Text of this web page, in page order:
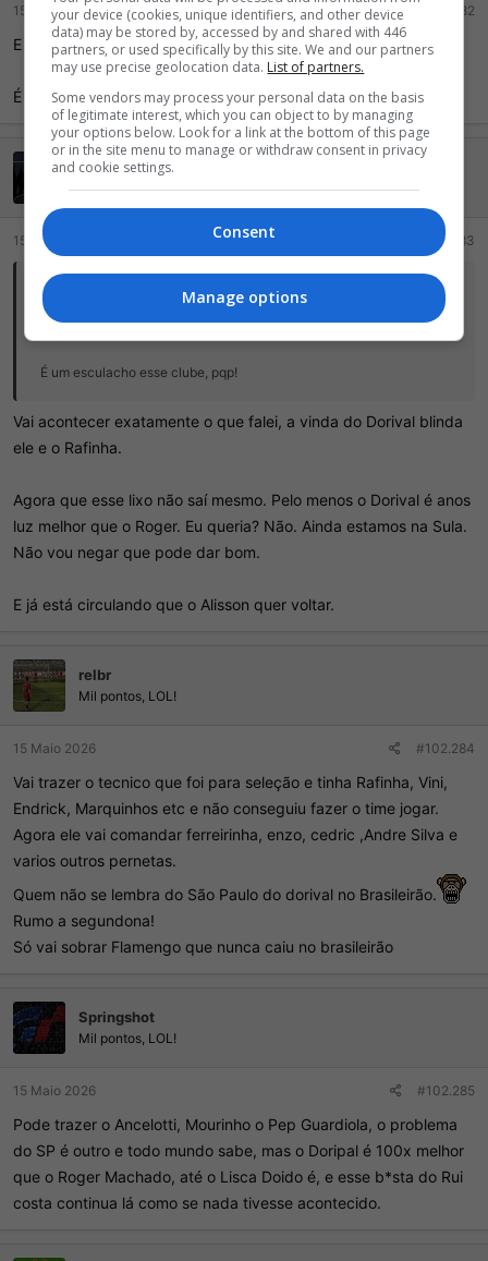
15 Maio 2026 #102.282
E o fdp do Rui Costa continua no clube
É um esculacho esse clube, pqp!
rogermaximal
Semper Fi VIP GOLD
15 Maio 2026 #102.283
tiagobronson disse:
E o fdp do Rui Costa continua no clube
É um esculacho esse clube, pqp!
Vai acontecer exatamente o que falei, a vinda do Dorival blinda
ele e o Rafinha.
Agora que esse lixo não saí mesmo. Pelo menos o Dorival é anos
luz melhor que o Roger. Eu queria? Não. Ainda estamos na Sula.
Não vou negar que pode dar bom.
E já está circulando que o Alisson quer voltar.
relbr
Mil pontos, LOL!
15 Maio 2026 #102.284
Vai trazer o tecnico que foi para seleção e tinha Rafinha, Vini,
Endrick, Marquinhos etc e não conseguiu fazer o time jogar.
Agora ele vai comandar ferreirinha, enzo, cedric ,Andre Silva e
varios outros pernetas.
Quem não se lembra do São Paulo do dorival no Brasileirão.
Rumo a segundona!
Só vai sobrar Flamengo que nunca caiu no brasileirão
Springshot
Mil pontos, LOL!
15 Maio 2026 #102.285
Pode trazer o Ancelotti, Mourinho o Pep Guardiola, o problema
do SP é outro e todo mundo sabe, mas o Doripal é 100x melhor
que o Roger Machado, até o Lisca Doido é, e esse b*sta do Rui
costa continua lá como se nada tivesse acontecido.
your device (cookies, unique identifiers, and other device
data) may be stored by, accessed by and shared with 446
partners, or used specifically by this site. We and our partners
may use precise geolocation data. List of partners.
Some vendors may process your personal data on the basis
of legitimate interest, which you can object to by managing
your options below. Look for a link at the bottom of this page
or in the site menu to manage or withdraw consent in privacy
and cookie settings.
Consent
Manage options